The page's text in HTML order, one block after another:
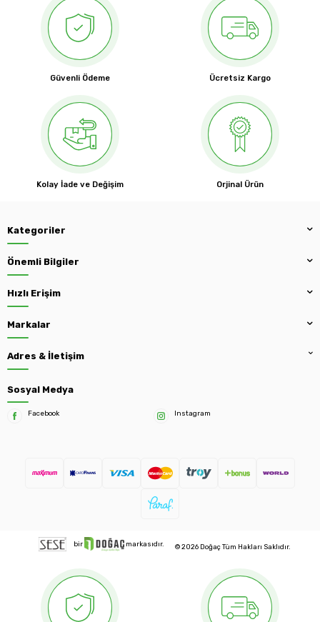
Güvenli Ödeme Ücretsiz Kargo
Kolay İade ve Değişim Orjinal Ürün
Kategoriler
Önemli Bilgiler
Hızlı Erişim
Markalar
Adres & İletişim
Sosyal Medya
Facebook Instagram
bir markasıdır. © 2026 Doğaç Tüm Hakları Saklıdır.